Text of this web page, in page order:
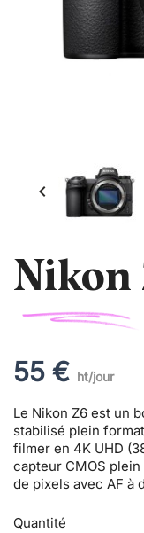

Nikon
55 € ht/jour
Le Nikon Z6 est un
stabilisé plein
filmer en 4K UHD
capteur CMOS
de pixels avec AF à
Quantité